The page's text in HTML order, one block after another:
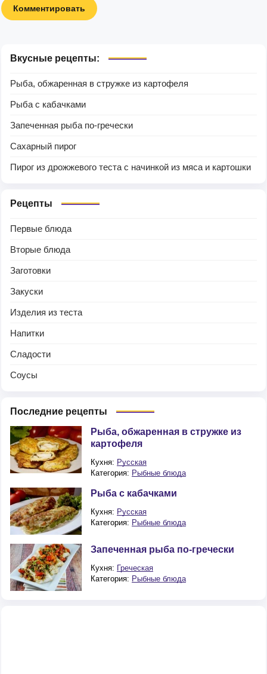
Комментировать
Вкусные рецепты:
Рыба, обжаренная в стружке из картофеля
Рыба с кабачками
Запеченная рыба по-гречески
Сахарный пирог
Пирог из дрожжевого теста с начинкой из мяса и картошки
Рецепты
Первые блюда
Вторые блюда
Заготовки
Закуски
Изделия из теста
Напитки
Сладости
Соусы
Последние рецепты
Рыба, обжаренная в стружке из
картофеля
Кухня: Русская
Категория: Рыбные блюда
Рыба с кабачками
Кухня: Русская
Категория: Рыбные блюда
Запеченная рыба по-гречески
Кухня: Греческая
Категория: Рыбные блюда